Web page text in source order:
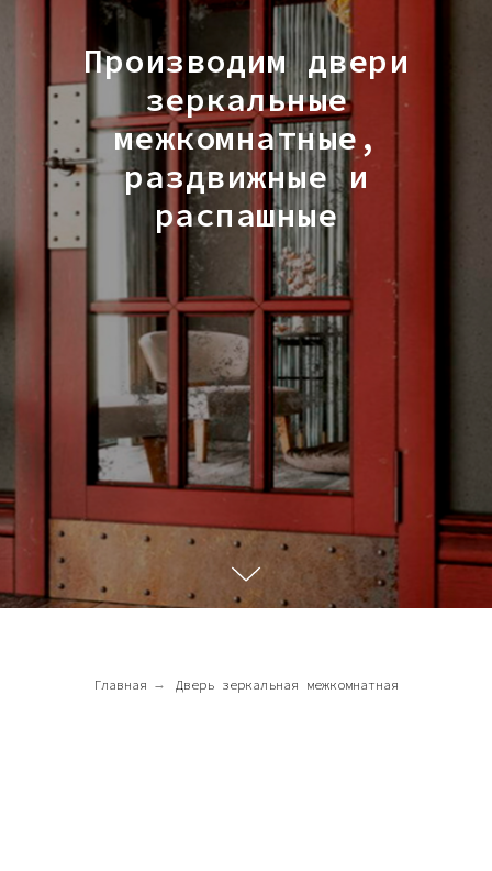
Производим двери
зеркальные
межкомнатные,
раздвижные и
распашные
Главная → Дверь зеркальная межкомнатная